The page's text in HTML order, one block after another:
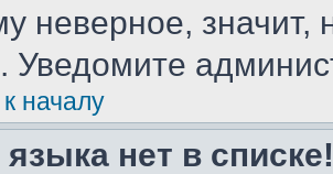
неверное, значит,
Уведомите
началу
нет в списке!